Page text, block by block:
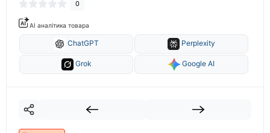
0
AI аналітика товара
ChatGPT Perplexity
Grok Google AI